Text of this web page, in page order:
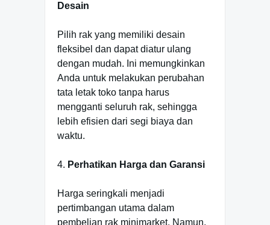
Desain
Pilih rak yang memiliki desain
fleksibel dan dapat diatur ulang
dengan mudah. Ini memungkinkan
Anda untuk melakukan perubahan
tata letak toko tanpa harus
mengganti seluruh rak, sehingga
lebih efisien dari segi biaya dan
waktu.
4. Perhatikan Harga dan Garansi
Harga seringkali menjadi
pertimbangan utama dalam
pembelian rak minimarket. Namun,